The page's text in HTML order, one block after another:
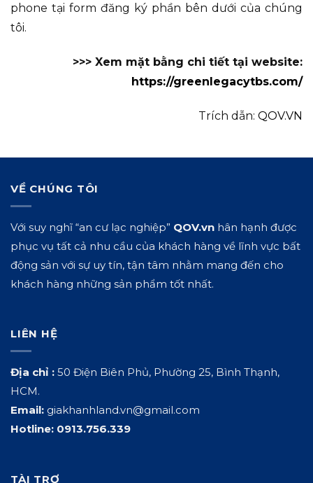
phone tại form đăng ký phần bên dưới của chúng
tôi.
>>> Xem mặt bằng chi tiết tại website:
https://greenlegacytbs.com/
Trích dẫn: QOV.VN
VỀ CHÚNG TÔI
Với suy nghĩ “an cư lạc nghiệp” QOV.vn hân hạnh được
phục vụ tất cả nhu cầu của khách hàng về lĩnh vực bất
động sản với sự uy tín, tận tâm nhằm mang đến cho
khách hàng những sản phẩm tốt nhất.
LIÊN HỆ
Địa chỉ : 50 Điện Biên Phủ, Phường 25, Bình Thạnh,
HCM.
Email: giakhanhland.vn@gmail.com
Hotline: 0913.756.339
TÀI TRỢ